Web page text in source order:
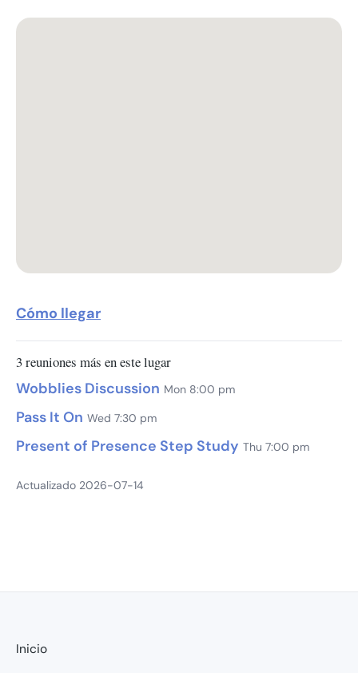
Cómo llegar
3 reuniones más en este lugar
Wobblies Discussion Mon 8:00 pm
Pass It On Wed 7:30 pm
Present of Presence Step Study Thu 7:00 pm
Actualizado 2026-07-14
Inicio